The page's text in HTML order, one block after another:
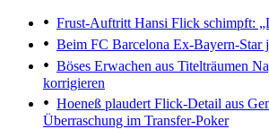
Frust-Auftritt Hansi Flick schimpft:
Beim FC Barcelona Ex-Bayern-Star
Böses Erwachen aus Titelträumen
korrigieren
Hoeneß plaudert Flick-Detail aus
Überraschung im Transfer-Poker